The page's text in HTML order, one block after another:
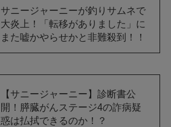
サニージャーニーが釣りサムネで
大炎上！「転移がありました」に
また嘘かやらせかと非難殺到！！
【サニージャーニー】診断書公
開！膵臓がんステージ4の詐病疑
惑は払拭できるのか！？